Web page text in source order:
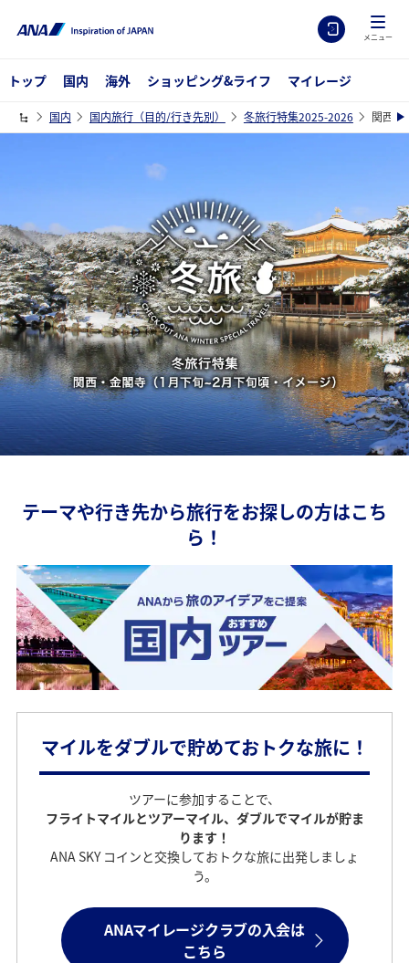
メニュー
トップ 国内 海外 ショッピング&ライフ マイレージ
国内 国内旅行（目的/行き先別） 冬旅行特集2025-2026 関西の
テーマや行き先から旅行をお探しの方はこち
ら！
マイルをダブルで貯めておトクな旅に！
ツアーに参加することで、
フライトマイルとツアーマイル、ダブルでマイルが貯ま
ります！
ANA SKY コインと交換しておトクな旅に出発しましょ
う。
ANAマイレージクラブの入会は
こちら